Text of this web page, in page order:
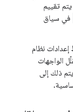
تقييم
في سياق
نظام
الواجهات
ذلك إلى